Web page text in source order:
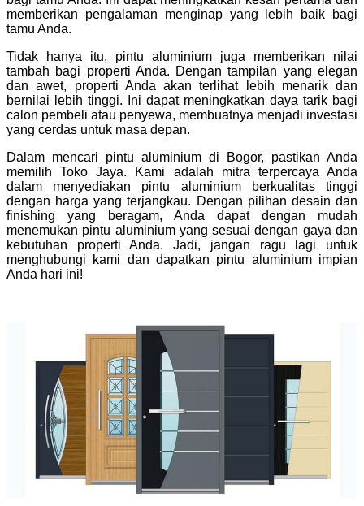
memberikan pengalaman menginap yang lebih baik bagi
tamu Anda.
Tidak hanya itu, pintu aluminium juga memberikan nilai
tambah bagi properti Anda. Dengan tampilan yang elegan
dan awet, properti Anda akan terlihat lebih menarik dan
bernilai lebih tinggi. Ini dapat meningkatkan daya tarik bagi
calon pembeli atau penyewa, membuatnya menjadi investasi
yang cerdas untuk masa depan.
Dalam mencari pintu aluminium di Bogor, pastikan Anda
memilih Toko Jaya. Kami adalah mitra terpercaya Anda
dalam menyediakan pintu aluminium berkualitas tinggi
dengan harga yang terjangkau. Dengan pilihan desain dan
finishing yang beragam, Anda dapat dengan mudah
menemukan pintu aluminium yang sesuai dengan gaya dan
kebutuhan properti Anda. Jadi, jangan ragu lagi untuk
menghubungi kami dan dapatkan pintu aluminium impian
Anda hari ini!